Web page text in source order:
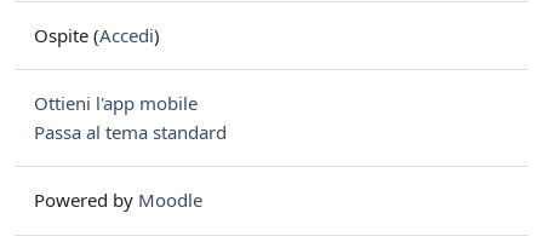
Ospite (Accedi)
Ottieni l'app mobile
Passa al tema standard
Powered by Moodle